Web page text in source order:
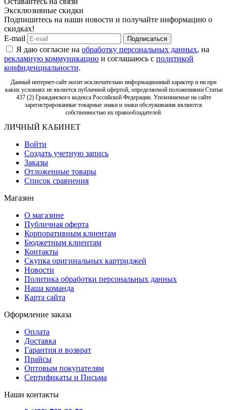
Эксклюзивные скидки
Подпишитесь на наши новости и получайте информацию о
скидках!
E-mail
Подписаться
Я даю согласие на обработку персональных данных, на
рекламную коммуникацию и соглашаюсь с политикой
конфиденциальности.
Данный интернет-сайт носит исключительно информационный характер и ни при
каких условиях не является публичной офертой, определяемой положениями Статьи
437 (2) Гражданского кодекса Российской Федерации. Упоминаемые на сайте
зарегистрированные товарные знаки и знаки обслуживания являются
собственностью их правообладателей.
ЛИЧНЫЙ КАБИНЕТ
Войти
Создать учетную запись
Заказы
Отложенные товары
Список сравнения
Магазин
О магазине
Публичная оферта
Корпоративным клиентам
Бюджетным клиентам
Контакты
Скупка оригинальных картриджей
Новости
Политика обработки персональных данных
Наша команда
Карта сайта
Оформление заказа
Оплата
Доставка
Гарантия и возврат
Прайсы
Оптовым покупателям
Сертификаты и Письма
Наши контакты